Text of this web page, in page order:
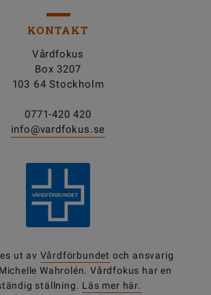
KONTAKT
Vårdfokus
Box 3207
103 64 Stockholm
0771-420 420
info@vardfokus.se
ut av Vårdförbundet och ansvarig
Wahrolén. Vårdfokus har en
ställning. Läs mer här.